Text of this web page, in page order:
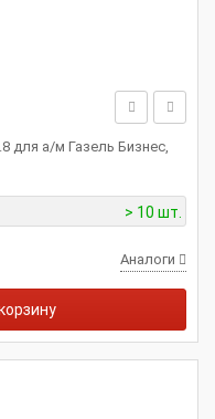
для а/м Газель Бизнес,
> 10 шт.
Аналоги